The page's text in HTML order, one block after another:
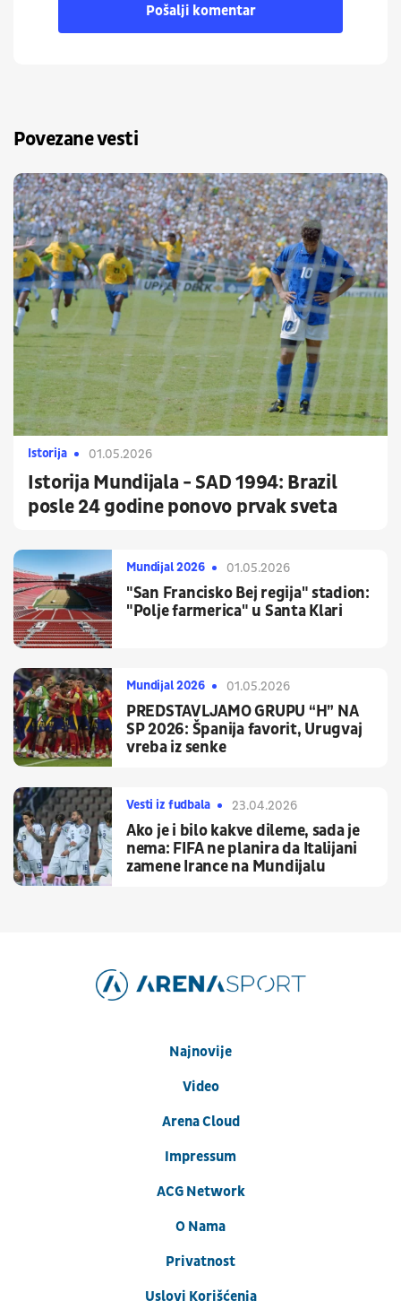
Pošalji komentar
Povezane vesti
Istorija 01.05.2026
Istorija Mundijala - SAD 1994: Brazil
posle 24 godine ponovo prvak sveta
Mundijal 2026 01.05.2026
"San Francisko Bej regija" stadion:
"Polje farmerica" u Santa Klari
Mundijal 2026 01.05.2026
PREDSTAVLJAMO GRUPU “H” NA
SP 2026: Španija favorit, Urugvaj
vreba iz senke
Vesti iz fudbala 23.04.2026
Ako je i bilo kakve dileme, sada je
nema: FIFA ne planira da Italijani
zamene Irance na Mundijalu
Najnovije
Video
Arena Cloud
Impressum
ACG Network
O Nama
Privatnost
Uslovi Korišćenja